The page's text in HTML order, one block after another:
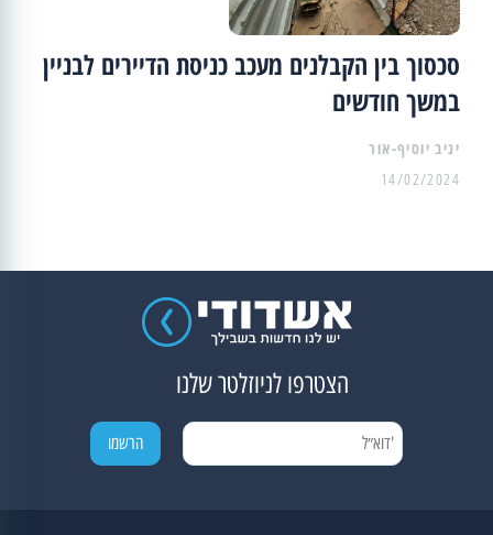
סכסוך בין הקבלנים מעכב כניסת הדיירים לבניין
במשך חודשים
יניב יוסיף-אור
14/02/2024
הצטרפו לניוזלטר שלנו